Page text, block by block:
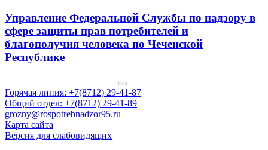
Управление Федеральной Службы по надзору в
сфере защиты прав потребителей и
благополучия человека по Чеченской
Республике
Горячая линия: +7(8712) 29-41-87
Общий отдел: +7(8712) 29-41-89
grozny@rospotrebnadzor95.ru
Карта сайта
Версия для слабовидящих